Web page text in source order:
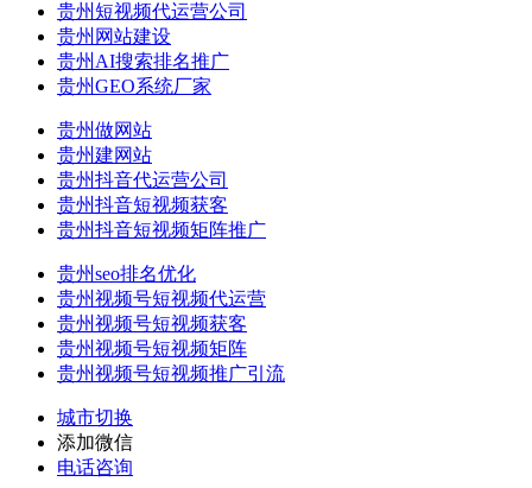
贵州短视频代运营公司
贵州网站建设
贵州AI搜索排名推广
贵州GEO系统厂家
贵州做网站
贵州建网站
贵州抖音代运营公司
贵州抖音短视频获客
贵州抖音短视频矩阵推广
贵州seo排名优化
贵州视频号短视频代运营
贵州视频号短视频获客
贵州视频号短视频矩阵
贵州视频号短视频推广引流
城市切换
添加微信
电话咨询